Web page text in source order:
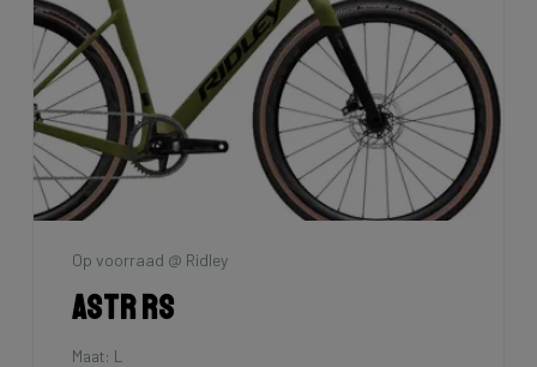
Op voorraad @ Ridley
Astr RS
Maat: L